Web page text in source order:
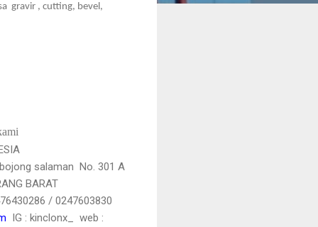
gravir , cutting, bevel,
bojong salaman No. 301 A
BARAT
/ 0247603830
IG : kinclonx_ web :